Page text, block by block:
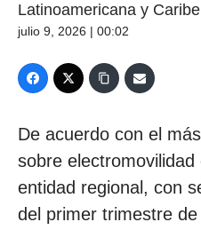
Latinoamericana y
julio 9, 2026 | 00:02
De acuerdo con el
sobre
entidad regional, con
del primer trimestre